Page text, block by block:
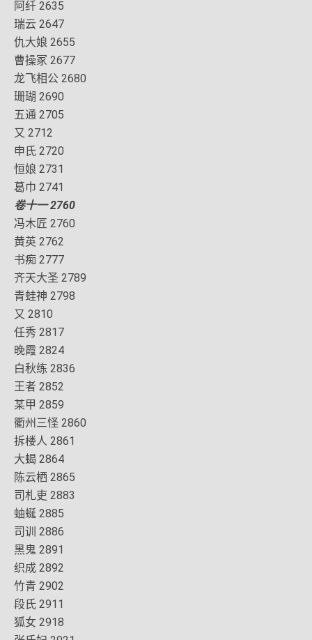
阿纤 2635
瑞云 2647
仇大娘 2655
曹操冢 2677
龙飞相公 2680
珊瑚 2690
五通 2705
又 2712
申氏 2720
恒娘 2731
葛巾 2741
卷十一 2760
冯木匠 2760
黄英 2762
书痴 2777
齐天大圣 2789
青蛙神 2798
又 2810
任秀 2817
晚霞 2824
白秋练 2836
王者 2852
某甲 2859
衢州三怪 2860
拆楼人 2861
大蝎 2864
陈云栖 2865
司札吏 2883
蚰蜒 2885
司训 2886
黑鬼 2891
织成 2892
竹青 2902
段氏 2911
狐女 2918